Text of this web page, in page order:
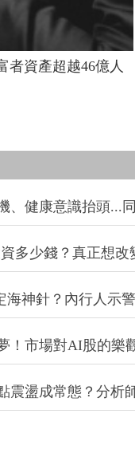
者資產超越46億人
、健康意識抬頭...
多少錢？真正想改
海神針？內行人示
！市場對AI股的樂
震盪成常態？分析